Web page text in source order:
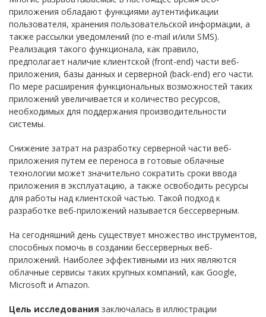
приложения обладают функциями аутентификации
пользователя, хранения пользовательской информации, а
также рассылки уведомлений (по e-mail и/или SMS).
Реализация такого функционала, как правило,
предполагает наличие клиентской (front-end) части веб-
приложения, базы данных и серверной (back-end) его части.
По мере расширения функциональных возможностей таких
приложений увеличивается и количество ресурсов,
необходимых для поддержания производительности
системы.
Снижение затрат на разработку серверной части веб-
приложения путем ее переноса в готовые облачные
технологии может значительно сократить сроки ввода
приложения в эксплуатацию, а также освободить ресурсы
для работы над клиентской частью. Такой подход к
разработке веб-приложений называется бессерверным.
На сегодняшний день существует множество инструментов,
способных помочь в создании бессерверных веб-
приложений. Наиболее эффективными из них являются
облачные сервисы таких крупных компаний, как Google,
Microsoft и Amazon.
Цель исследования заключалась в иллюстрации